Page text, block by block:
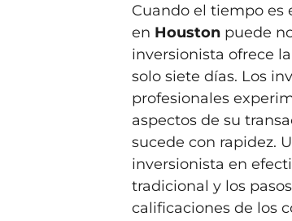
Cuando el tiempo es
en Houston puede
inversionista ofrece
solo siete días. Los
profesionales
aspectos de su
sucede con rapidez.
inversionista en
tradicional y los
calificaciones de los